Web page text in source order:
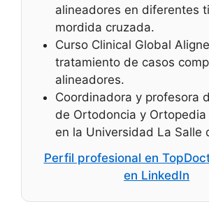
alineadores en diferentes
mordida cruzada.
Curso Clinical Global
tratamiento de casos
alineadores.
Coordinadora y profesora
de Ortodoncia y
en la Universidad La Salle
Perfil profesional en
en LinkedIn